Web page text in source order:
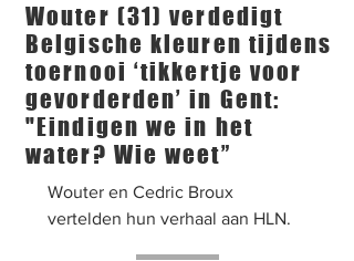
Wouter (31) verdedigt
Belgische kleuren tijdens
toernooi ‘tikkertje voor
gevorderden’ in Gent:
"Eindigen we in het
water? Wie weet”
Wouter en Cedric Broux
vertelden hun verhaal aan HLN.